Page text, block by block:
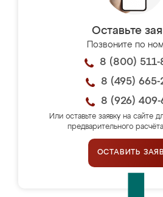
Оставьте
Позвоните по
8 (800) 511-
8 (495) 665-
8 (926) 409-
Или оставьте заявку на сайте
предварительного
ОСТАВИТЬ